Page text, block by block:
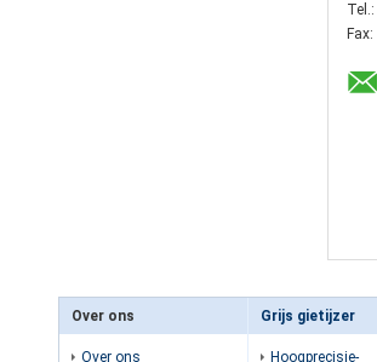
Tel.:
Fax:
Over ons
Over ons
Grijs gietijzer
Hoogprecisie-